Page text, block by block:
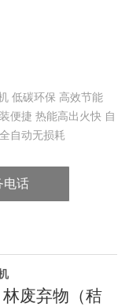
低碳环保 高效节能
便捷 热能高出火快 自
自动无损耗
电话
废弃物（秸